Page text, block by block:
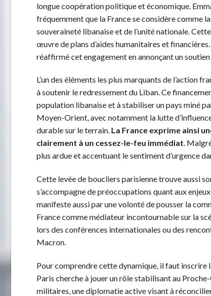
longue coopération politique et économique.
fréquemment que la France se considère comme
souveraineté libanaise et de l’unité nationale.
œuvre de plans d’aides humanitaires et
réaffirmé cet engagement en annonçant un
L’un des éléments les plus marquants de l’action
à soutenir le redressement du Liban. Ce
population libanaise et à stabiliser un pays miné
Moyen-Orient, avec notamment la lutte
durable sur le terrain. La France exprime ainsi
clairement à un cessez-le-feu immédiat.
plus ardue et accentuant le sentiment d’urgence
Cette levée de boucliers parisienne trouve aussi
s’accompagne de préoccupations quant aux
manifeste aussi par une volonté de pousser la
France comme médiateur incontournable sur la
lors des conférences internationales ou des
Macron.
Pour comprendre cette dynamique, il faut
Paris cherche à jouer un rôle stabilisant au
militaires, une diplomatie active visant à